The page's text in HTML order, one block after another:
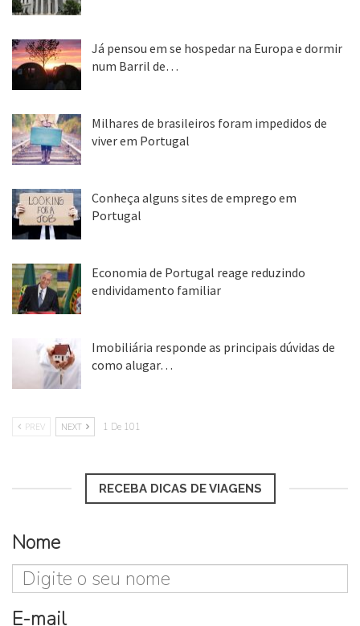
Já pensou em se hospedar na Europa e dormir
num Barril de…
Milhares de brasileiros foram impedidos de
viver em Portugal
Conheça alguns sites de emprego em
Portugal
Economia de Portugal reage reduzindo
endividamento familiar
Imobiliária responde as principais dúvidas de
como alugar…
PREV NEXT 1 De 101
RECEBA DICAS DE VIAGENS
Nome
E-mail